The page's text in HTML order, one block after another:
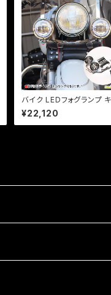
バイク LEDフォグランプ
ト 4.5インチ 30W/ 汎用タ
プ /アメリカンカスタム /検
ドラッグスター/バルカン/
¥22,120